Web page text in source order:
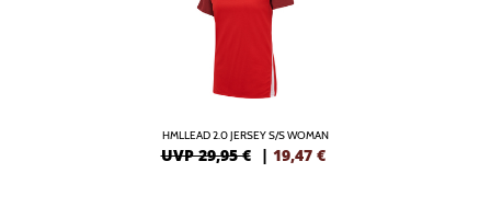
HMLLEAD 2.0 JERSEY S/S WOMAN
UVP 29,95 € | 19,47 €